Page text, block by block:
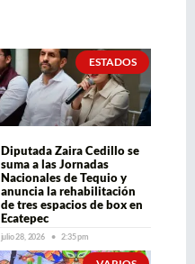
ESTADOS
Diputada Zaira Cedillo se
suma a las Jornadas
Nacionales de Tequio y
anuncia la rehabilitación
de tres espacios de box en
Ecatepec
julio 28, 2026 2:35 pm